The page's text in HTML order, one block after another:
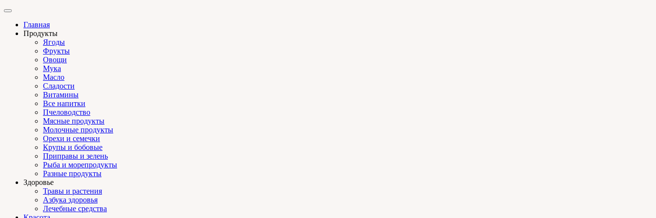
Главная
Продукты
Ягоды
Фрукты
Овощи
Мука
Масло
Сладости
Витамины
Все напитки
Пчеловодство
Мясные продукты
Молочные продукты
Орехи и семечки
Крупы и бобовые
Приправы и зелень
Рыба и морепродукты
Разные продукты
Здоровье
Травы и растения
Азбука здоровья
Лечебные средства